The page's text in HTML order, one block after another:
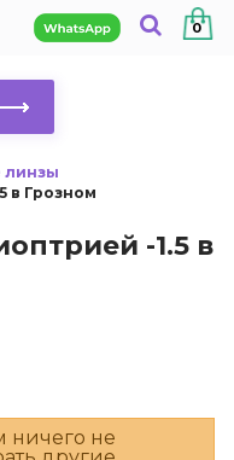
0
линзы
в Грозном
-1.5 в
ничего не